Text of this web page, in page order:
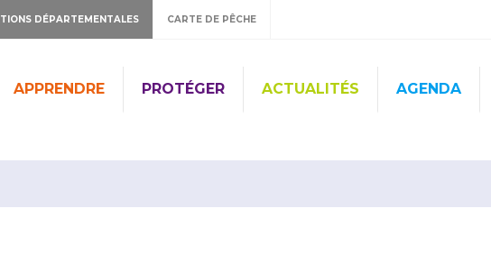
DÉPARTEMENTALES CARTE DE PÊCHE
APPRENDRE PROTÉGER ACTUALITÉS AGENDA